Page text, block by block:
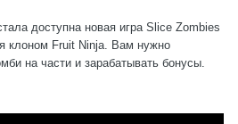
доступна новая игра Slice Zombies
клоном Fruit Ninja. Вам нужно
на части и зарабатывать бонусы.